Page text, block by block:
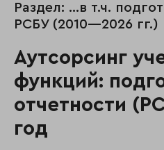
Раздел: …в т.ч.
РСБУ (2010—2026 гг.)
Аутсорсинг
функций:
отчетности
год